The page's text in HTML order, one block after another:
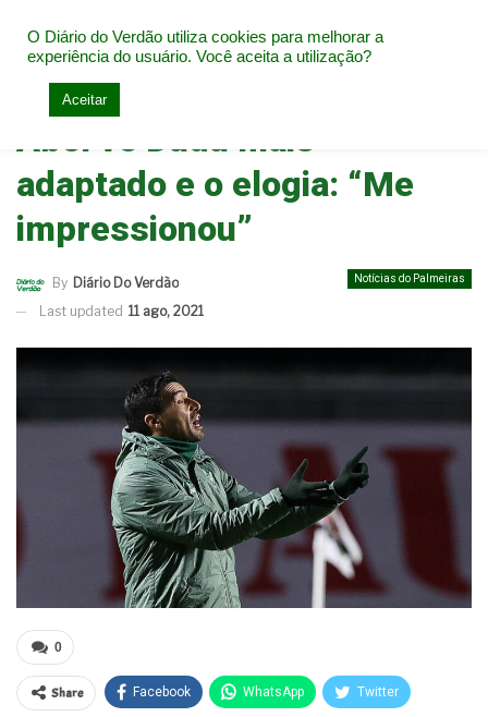
Home Notícias do Palmeiras
Abel vê Dudu mais
adaptado e o elogia: “Me
impressionou”
Notícias do Palmeiras
By Diário Do Verdão
Last updated 11 ago, 2021
0
Share Facebook WhatsApp Twitter
O Diário do Verdão utiliza cookies para melhorar a
experiência do usuário. Você aceita a utilização?
Aceitar